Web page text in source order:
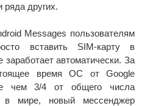
ряда других.
Messages пользователям
вставить SIM-карту в
заработает автоматически. За
время ОС от Google
чем 3/4 от общего числа
в мире, новый мессенджер